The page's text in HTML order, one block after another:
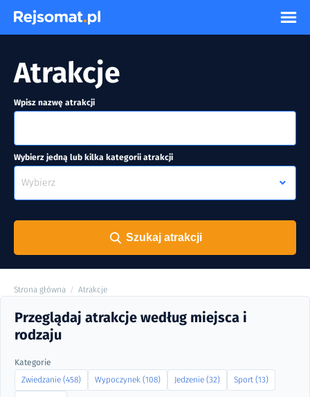
Atrakcje
Wpisz nazwę atrakcji
Wybierz jedną lub kilka kategorii atrakcji
Wybierz
Szukaj atrakcji
Strona główna / Atrakcje
Przeglądaj atrakcje według miejsca i
rodzaju
Kategorie
Zwiedzanie (458)
Wypoczynek (108) Jedzenie (32) Sport (13)